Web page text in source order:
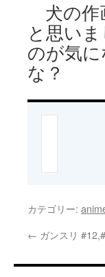
犬の作
と思い
のが気
な？
カテゴリー:
← ガンスリ